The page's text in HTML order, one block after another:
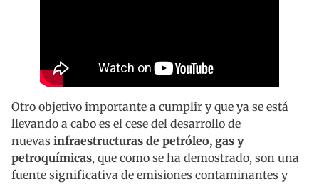
Otro objetivo importante a cumplir y que ya se está
llevando a cabo es el cese del desarrollo de
nuevas infraestructuras de petróleo, gas y
petroquímicas, que como se ha demostrado, son una
fuente significativa de emisiones contaminantes y